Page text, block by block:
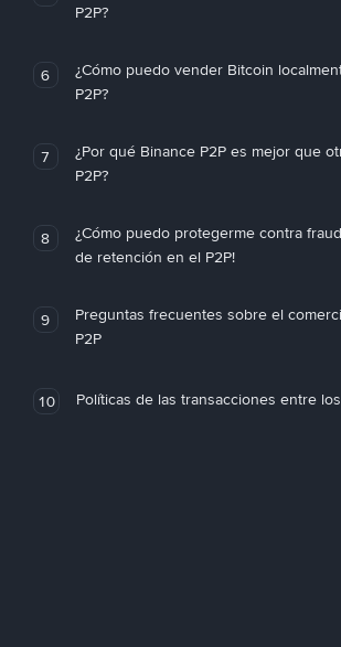
P2P?
6
¿Cómo puedo vender Bitcoin
P2P?
7
¿Por qué Binance P2P es mejor que
P2P?
8
¿Cómo puedo protegerme contra
de retención en el P2P!
9
Preguntas frecuentes sobre el
P2P
10 Políticas de las transacciones entre